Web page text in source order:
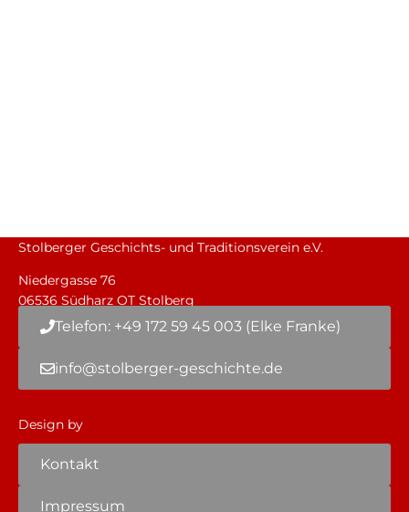
Stolberger Geschichts- und Traditionsverein e.V.
Niedergasse 76
06536 Südharz OT Stolberg
Telefon: +49 172 59 45 003 (Elke Franke)
info@stolberger-geschichte.de
Design by
Kontakt
Impressum